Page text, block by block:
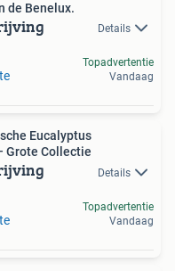
de Benelux.
Details
Topadvertentie
Vandaag
Eucalyptus
Grote Collectie
Details
Topadvertentie
Vandaag